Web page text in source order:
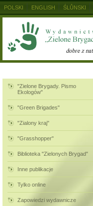
"Zielone Brygady. Pismo
Ekologów"
"Green Brigades"
"Zialony kraj"
"Grasshopper"
Biblioteka "Zielonych Brygad"
Inne publikacje
Tylko online
Zapowiedzi wydawnicze
POLSKI ENGLISH ŚLŮNSKI